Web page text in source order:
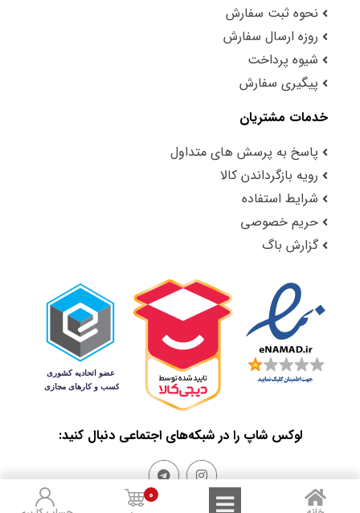
نحوه ثبت سفارش
روزه ارسال سفارش
شیوه پرداخت
پیگیری سفارش
خدمات مشتریان
پاسخ به پرسش های متداول
رویه بازگرداندن کالا
شرایط استفاده
حریم خصوصی
گزارش باگ
لوکس شاپ را در شبکه‌های اجتماعی دنبال کنید:
0